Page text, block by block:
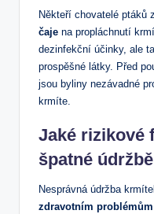
Někteří chovatelé ptáků
čaje na propláchnutí
dezinfekční účinky, ale
prospěšné látky. Před
jsou byliny nezávadné
krmíte.
Jaké rizikové
špatné
Nesprávná údržba
zdravotním problémům